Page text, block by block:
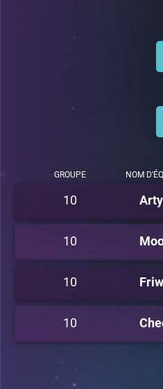
GROUPE NOM
10
10
10
10